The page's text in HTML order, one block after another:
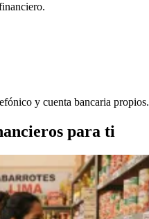
y cuenta bancaria propios.
para ti